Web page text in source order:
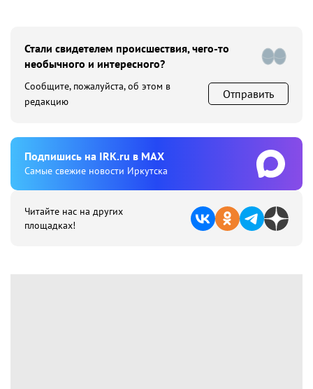
Стали свидетелем происшествия, чего-то
необычного и интересного?
Сообщите, пожалуйста, об этом в
редакцию
Отправить
Подпишиcь на IRK.ru в MAX
Cамые свежие новости Иркутска
Читайте нас на других
площадках!